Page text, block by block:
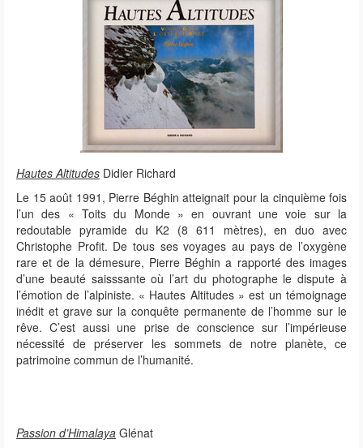
Hautes Altitudes Didier Richard
Le 15 août 1991, Pierre Béghin atteignait pour la cinquième fois
l’un des « Toits du Monde » en ouvrant une voie sur la
redoutable pyramide du K2 (8 611 mètres), en duo avec
Christophe Profit. De tous ses voyages au pays de l’oxygène
rare et de la démesure, Pierre Béghin a rapporté des images
d’une beauté saisssante où l’art du photographe le dispute à
l’émotion de l’alpiniste. « Hautes Altitudes » est un témoignage
inédit et grave sur la conquête permanente de l’homme sur le
rêve. C’est aussi une prise de conscience sur l’impérieuse
nécessité de préserver les sommets de notre planète, ce
patrimoine commun de l’humanité.
Passion d’Himalaya Glénat